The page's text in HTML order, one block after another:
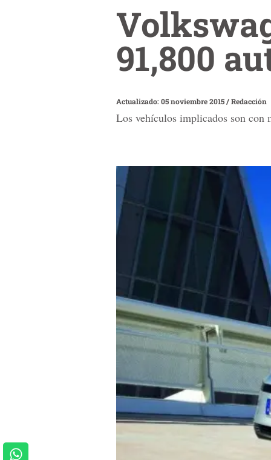
91,800
Actualizado: 05 noviembre 2015/Redacción
Los vehículos implicados son con